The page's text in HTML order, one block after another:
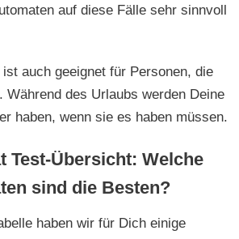
auf diese Fälle sehr sinnvoll
auch geeignet für Personen, die
Während des Urlaubs werden Deine
haben, wenn sie es haben müssen.
Test-Übersicht: Welche
sind die Besten?
haben wir für Dich einige